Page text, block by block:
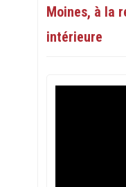
Moines, à la
intérieure